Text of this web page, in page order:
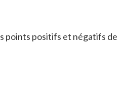
points positifs et négatifs de